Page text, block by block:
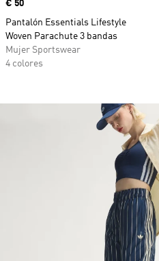
Precio
€ 50
Pantalón Essentials Lifestyle
Woven Parachute 3 bandas
Mujer Sportswear
4 colores